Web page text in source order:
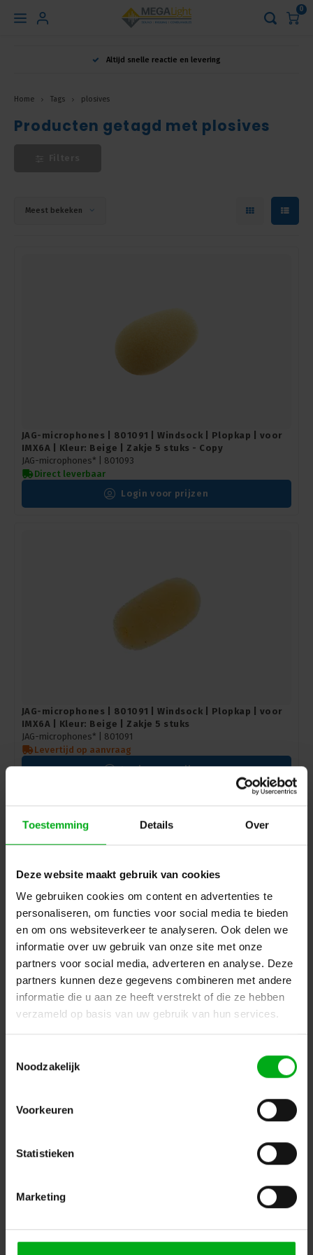
Toestemming Details Over
Deze website maakt gebruik van cookies
We gebruiken cookies om content en advertenties te
personaliseren, om functies voor social media te bieden
en om ons websiteverkeer te analyseren. Ook delen we
informatie over uw gebruik van onze site met onze
partners voor social media, adverteren en analyse. Deze
partners kunnen deze gegevens combineren met andere
informatie die u aan ze heeft verstrekt of die ze hebben
verzameld op basis van uw gebruik van hun services.
Noodzakelijk
Voorkeuren
Statistieken
Marketing
Hoofdmenu
Nederlands
Français
0
Altijd snelle reactie en levering
Home Tags plosives
Producten getagd met plosives
Meest bekeken
JAG-microphones | 801091 | Windsock | Plopkap | voor
IMX6A | Kleur: Beige | Zakje 5 stuks - Copy
JAG-microphones* | 801093
Direct leverbaar
Login voor prijzen
JAG-microphones | 801091 | Windsock | Plopkap | voor
IMX6A | Kleur: Beige | Zakje 5 stuks
JAG-microphones* | 801091
Levertijd op aanvraag
Login voor prijzen
JAG-microphones | 801092 | Windsock | Plopkap | voor
IMX6A | Kleur: Zwart | Zakje 5 stuks - Copy
JAG-microphones* |801094